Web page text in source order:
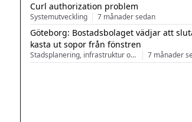
Curl authorization problem
Systemutveckling 7 månader sedan
Göteborg: Bostadsbolaget vädjar att
kasta ut sopor från fönstren
Stadsplanering, infrastruktur och arkitektur 7 månader